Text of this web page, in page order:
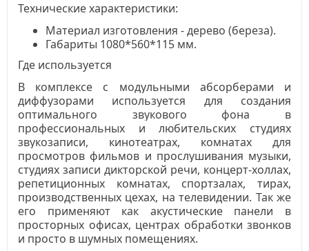
Технические характеристики:
Материал изготовления - дерево (береза).
Габариты 1080*560*115 мм.
Где используется
В комплексе с модульными абсорберами и
диффузорами используется для создания
оптимального звукового фона в
профессиональных и любительских студиях
звукозаписи, кинотеатрах, комнатах для
просмотров фильмов и прослушивания музыки,
студиях записи дикторской речи, концерт-холлах,
репетиционных комнатах, спортзалах, тирах,
производственных цехах, на телевидении. Так же
его применяют как акустические панели в
просторных офисах, центрах обработки звонков
и просто в шумных помещениях.